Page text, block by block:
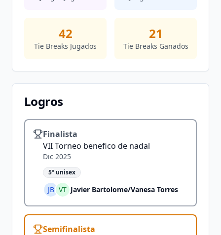
42
Tie Breaks Jugados
21
Tie Breaks Ganados
Logros
Finalista
VII Torneo benefico de nadal
Dic 2025
5º unisex
JB VT Javier Bartolome/Vanesa Torres
Semifinalista